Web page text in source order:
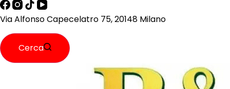
Via Alfonso Capecelatro 75, 20148 Milano
Cerca